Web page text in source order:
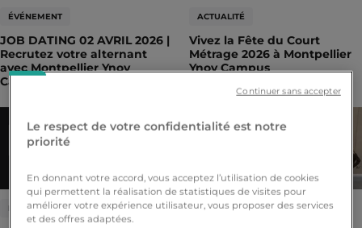
ÉVÉNEMENT
JOB DATING 02 AVRIL 2026 |
Recrutez votre alternant
avec Montpellier Ynov
Campus !
ACTUALITÉ
Vivez la Fête du Court
Métrage 2026 à Montpellier
Ynov Campus
ÉVÉNEMENT ACTUALITÉ
Le respect de votre confidentialité est notre
priorité
En donnant votre accord, vous acceptez l’utilisation de cookies
qui permettent la réalisation de statistiques de visites pour
améliorer votre expérience utilisateur, vous proposer des services
et des offres adaptées.
Continuer sans accepter